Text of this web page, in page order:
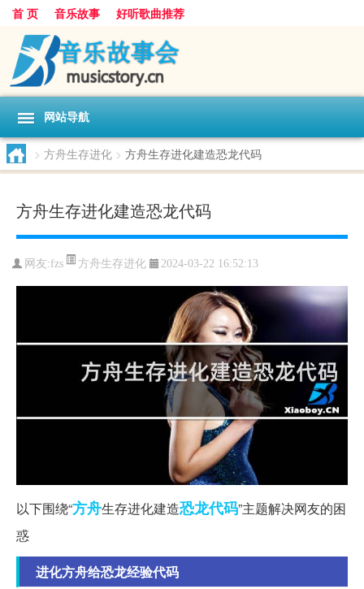
首 页 音乐故事 好听歌曲推荐
网站导航
> 方舟生存进化 > 方舟生存进化建造恐龙代码
方舟生存进化建造恐龙代码
网友:fzs 方舟生存进化 2024-03-22 16:52:13
以下围绕“方舟生存进化建造恐龙代码”主题解决网友的困
惑
进化方舟给恐龙经验代码